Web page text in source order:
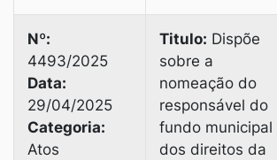
Nº:
4493/2025
Data:
29/04/2025
Categoria:
Atos
Titulo: Dispõe
sobre a
nomeação do
responsável do
fundo municipal
dos direitos da